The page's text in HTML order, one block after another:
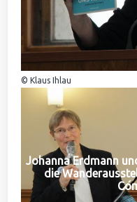
© Klaus Ihlau
Johanna Erdmann
die